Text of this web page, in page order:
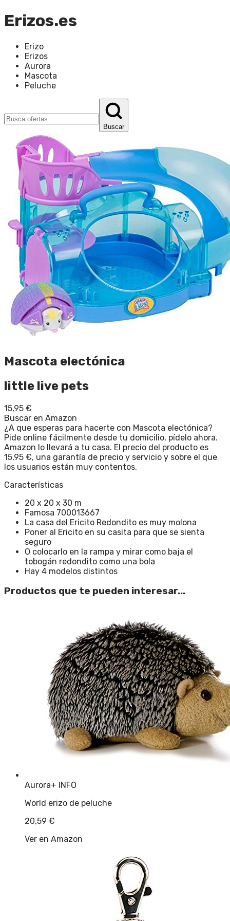
Erizos.es
Erizo
Erizos
Aurora
Mascota
Peluche
Buscar
Mascota electónica
little live pets
15,95 €
Buscar en Amazon
¿A que esperas para hacerte con Mascota electónica?
Pide online fácilmente desde tu domicilio, pídelo ahora.
Amazon lo llevará a tu casa. El precio del producto es
15,95 €, una garantía de precio y servicio y sobre el que
los usuarios están muy contentos.
Características
20 x 20 x 30 m
Famosa 700013667
La casa del Ericito Redondito es muy molona
Poner al Ericito en su casita para que se sienta
seguro
O colocarlo en la rampa y mirar como baja el
tobogán redondito como una bola
Hay 4 modelos distintos
Productos que te pueden interesar...
Aurora+ INFO
World erizo de peluche
20,59 €
Ver en Amazon